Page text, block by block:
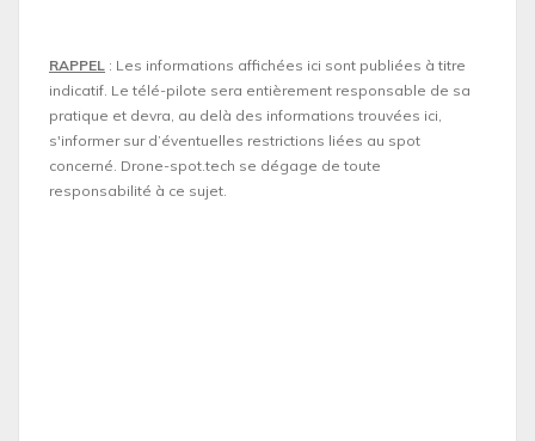
RAPPEL : Les informations affichées ici sont publiées à titre
indicatif. Le télé-pilote sera entièrement responsable de sa
pratique et devra, au delà des informations trouvées ici,
s'informer sur d’éventuelles restrictions liées au spot
concerné. Drone-spot.tech se dégage de toute
responsabilité à ce sujet.